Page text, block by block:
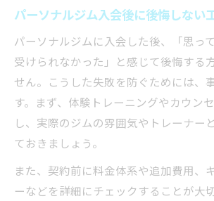
パーソナルジム入会後に後悔しない
パーソナルジムに入会した後、「思っ
受けられなかった」と感じて後悔する
せん。こうした失敗を防ぐためには、
す。まず、体験トレーニングやカウン
し、実際のジムの雰囲気やトレーナー
ておきましょう。
また、契約前に料金体系や追加費用、
ーなどを詳細にチェックすることが大